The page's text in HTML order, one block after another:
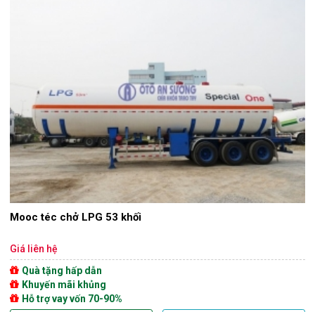
Mooc téc chở LPG 53 khối
Giá liên hệ
Quà tặng hấp dẫn
Khuyến mãi khủng
Hỗ trợ vay vốn 70-90%